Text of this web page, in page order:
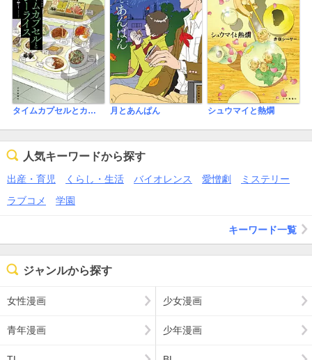
タイムカプセルとカレーライス 月とあんぱん シュウマイと熱燗
人気キーワードから探す
出産・育児 くらし・生活 バイオレンス 愛憎劇
ミステリー
ラブコメ
学園
キーワード一覧
ジャンルから探す
女性漫画 少女漫画
青年漫画 少年漫画